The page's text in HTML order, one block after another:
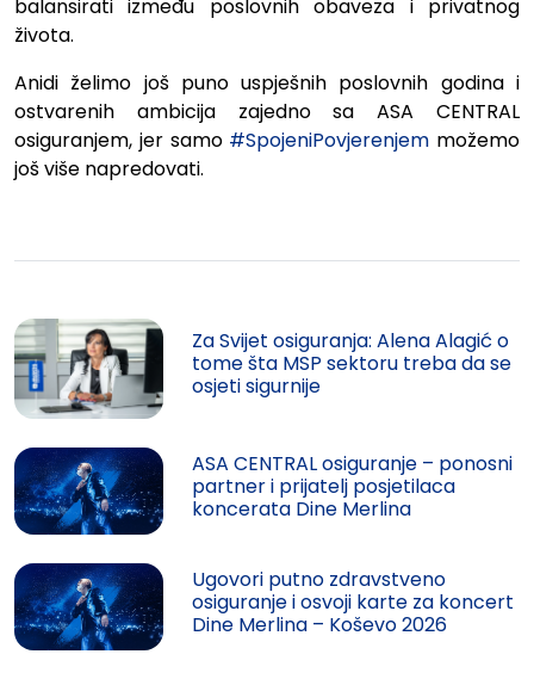
balansirati između poslovnih obaveza i privatnog
života.
Anidi želimo još puno uspješnih poslovnih godina i
ostvarenih ambicija zajedno sa ASA CENTRAL
osiguranjem, jer samo #SpojeniPovjerenjem možemo
još više napredovati.
Za Svijet osiguranja: Alena Alagić o
tome šta MSP sektoru treba da se
osjeti sigurnije
ASA CENTRAL osiguranje – ponosni
partner i prijatelj posjetilaca
koncerata Dine Merlina
Ugovori putno zdravstveno
osiguranje i osvoji karte za koncert
Dine Merlina – Koševo 2026